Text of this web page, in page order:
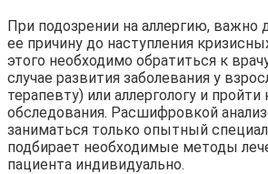
При подозрении на аллергию, важно
ее причину до наступления
этого необходимо обратиться к
случае развития заболевания у
терапевту) или аллергологу и
обследования. Расшифровкой
заниматься только опытный
подбирает необходимые методы
пациента индивидуально.